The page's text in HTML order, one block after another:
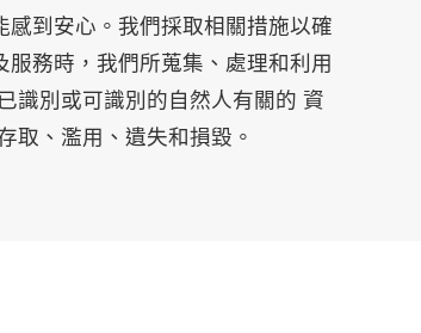
感到安心。我們採取相關措施以確
服務時，我們所蒐集、處理和利用
識別或可識別的自然人有關的 資
取、濫用、遺失和損毀。